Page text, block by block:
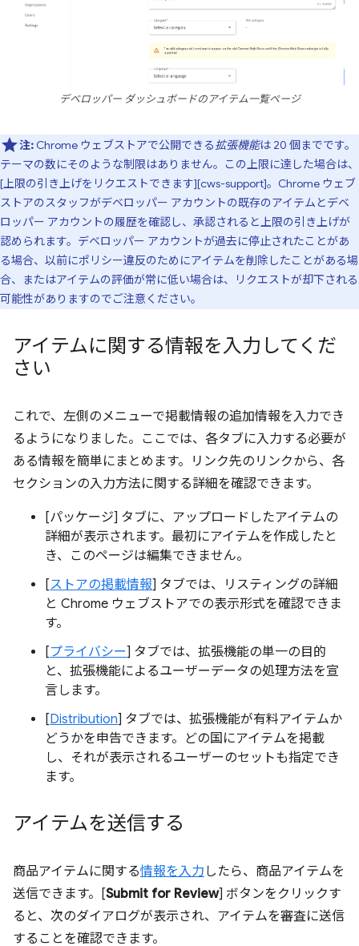
デベロッパー ダッシュボードのアイテム一覧ページ
注: Chrome ウェブストアで公開できる拡張機能は 20 個までです。
テーマの数にそのような制限はありません。この上限に達した場合は、
[上限の引き上げをリクエストできます][cws-support]。Chrome ウェブ
ストアのスタッフがデベロッパー アカウントの既存のアイテムとデベ
ロッパー アカウントの履歴を確認し、承認されると上限の引き上げが
認められます。デベロッパー アカウントが過去に停止されたことがあ
る場合、以前にポリシー違反のためにアイテムを削除したことがある場
合、またはアイテムの評価が常に低い場合は、リクエストが却下される
可能性がありますのでご注意ください。
アイテムに関する情報を入力してくだ
さい
これで、左側のメニューで掲載情報の追加情報を入力でき
るようになりました。ここでは、各タブに入力する必要が
ある情報を簡単にまとめます。リンク先のリンクから、各
セクションの入力方法に関する詳細を確認できます。
[パッケージ] タブに、アップロードしたアイテムの
詳細が表示されます。最初にアイテムを作成したと
き、このページは編集できません。
[ストアの掲載情報] タブでは、リスティングの詳細
と Chrome ウェブストアでの表示形式を確認できま
す。
[プライバシー] タブでは、拡張機能の単一の目的
と、拡張機能によるユーザーデータの処理方法を宣
言します。
[Distribution] タブでは、拡張機能が有料アイテムか
どうかを申告できます。どの国にアイテムを掲載
し、それが表示されるユーザーのセットも指定でき
ます。
アイテムを送信する
商品アイテムに関する情報を入力 したら、商品アイテムを
送信できます。[Submit for Review] ボタンをクリックす
ると、次のダイアログが表示され、アイテムを審査に送信
することを確認できます。